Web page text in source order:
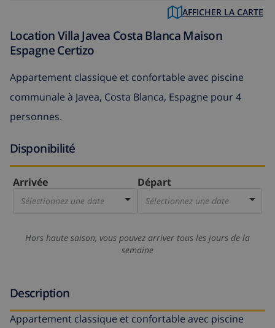
AFFICHER LA CARTE
Location Villa Javea Costa Blanca Maison
Espagne Certizo
Appartement classique et confortable avec piscine
communale à Javea, Costa Blanca, Espagne pour 4
personnes.
Disponibilité
Arrivée
Sélectionnez une date
Départ
Sélectionnez une date
Hors haute saison, vous pouvez arriver tous les jours de la
semaine
Description
Appartement classique et confortable avec piscine